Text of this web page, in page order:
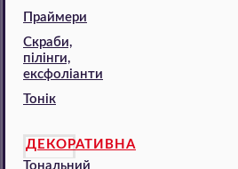
Праймери
Скраби,
пілінги,
ексфоліанти
Тонік
ДЕКОРАТИВНА
Тональний